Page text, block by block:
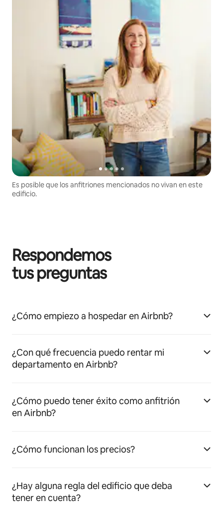
Es posible que los anfitriones mencionados no vivan en este
edificio.
Respondemos
tus preguntas
¿Cómo empiezo a hospedar en Airbnb?
¿Con qué frecuencia puedo rentar mi
departamento en Airbnb?
¿Cómo puedo tener éxito como anfitrión
en Airbnb?
¿Cómo funcionan los precios?
¿Hay alguna regla del edificio que deba
tener en cuenta?